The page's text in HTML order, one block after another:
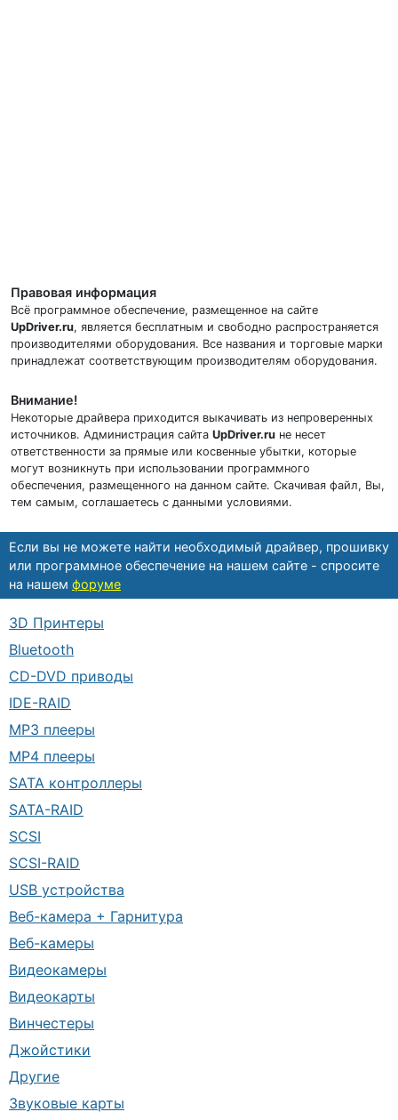
Правовая информация
Всё программное обеспечение, размещенное на сайте
UpDriver.ru, является бесплатным и свободно распространяется
производителями оборудования. Все названия и торговые марки
принадлежат соответствующим производителям оборудования.
Внимание!
Некоторые драйвера приходится выкачивать из непроверенных
источников. Администрация сайта UpDriver.ru не несет
ответственности за прямые или косвенные убытки, которые
могут возникнуть при использовании программного
обеспечения, размещенного на данном сайте. Скачивая файл, Вы,
тем самым, соглашаетесь с данными условиями.
Если вы не можете найти необходимый драйвер, прошивку
или программное обеспечение на нашем сайте - спросите
на нашем форуме
3D Принтеры
Bluetooth
CD-DVD приводы
IDE-RAID
MP3 плееры
MP4 плееры
SATA контроллеры
SATA-RAID
SCSI
SCSI-RAID
USB устройства
Веб-камера + Гарнитура
Веб-камеры
Видеокамеры
Видеокарты
Винчестеры
Джойстики
Другие
Звуковые карты